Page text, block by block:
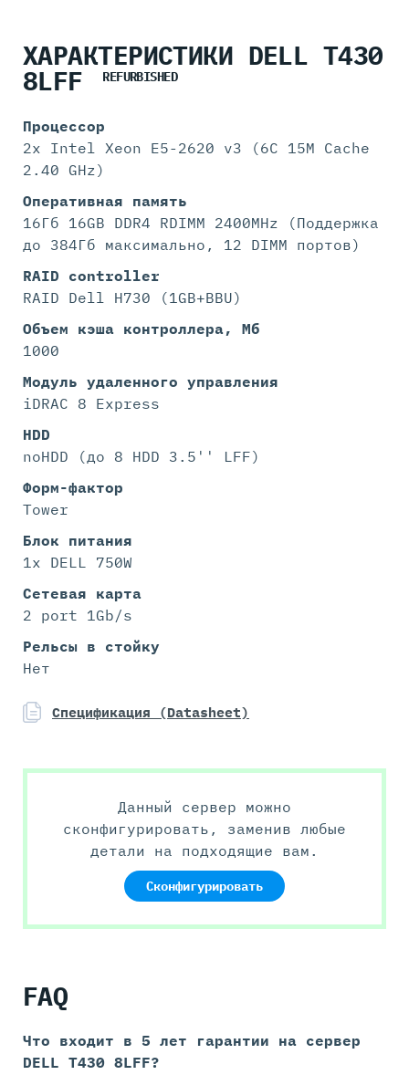
ХАРАКТЕРИСТИКИ DELL T430
8LFF REFURBISHED
Процессор
2x Intel Xeon E5-2620 v3 (6C 15M Cache
2.40 GHz)
Оперативная память
16Гб 16GB DDR4 RDIMM 2400MHz (Поддержка
до 384Гб максимально, 12 DIMM портов)
RAID controller
RAID Dell H730 (1GB+BBU)
Объем кэша контроллера, Мб
1000
Модуль удаленного управления
iDRAC 8 Express
HDD
noHDD (до 8 HDD 3.5'' LFF)
Форм-фактор
Tower
Блок питания
1x DELL 750W
Сетевая карта
2 port 1Gb/s
Рельсы в стойку
Нет
Спецификация (Datasheet)
Данный сервер можно
сконфигурировать, заменив любые
детали на подходящие вам.
Сконфигурировать
FAQ
Что входит в 5 лет гарантии на сервер
DELL T430 8LFF?